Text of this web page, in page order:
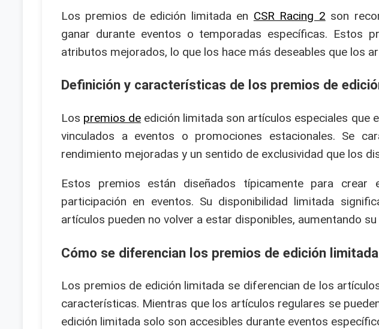
Los premios de edición limitada en CSR Racing 2 son
ganar durante eventos o temporadas específicas. Estos
atributos mejorados, lo que los hace más deseables que los
Definición y características de los premios de
Los premios de edición limitada son artículos especiales que
vinculados a eventos o promociones estacionales. Se
rendimiento mejoradas y un sentido de exclusividad que los
Estos premios están diseñados típicamente para crear
participación en eventos. Su disponibilidad limitada
artículos pueden no volver a estar disponibles, aumentando su
Cómo se diferencian los premios de edición
Los premios de edición limitada se diferencian de los
características. Mientras que los artículos regulares se
edición limitada solo son accesibles durante eventos